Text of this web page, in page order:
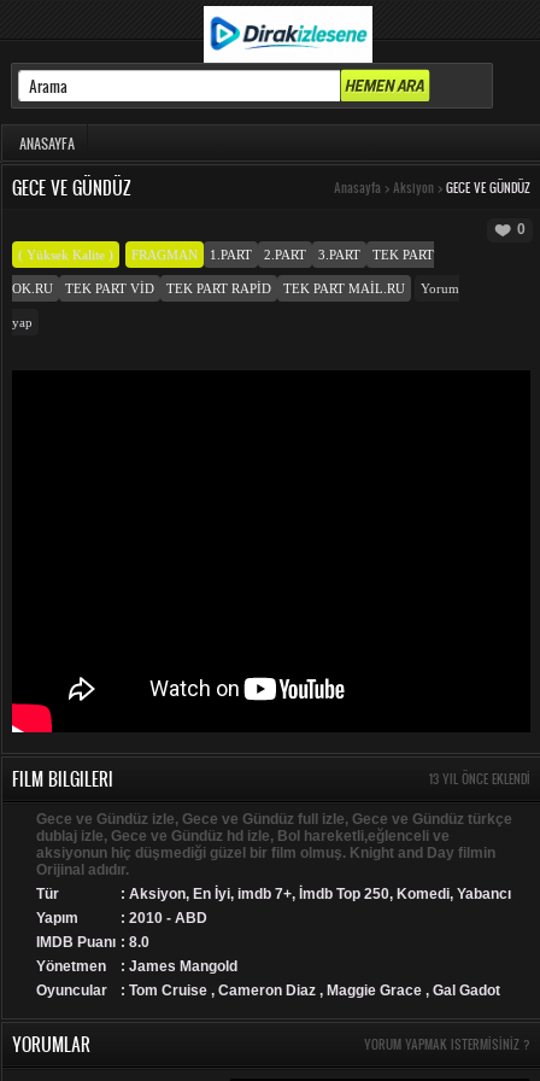
ANASAYFA
GECE VE GÜNDÜZ Anasayfa > Aksiyon > GECE VE GÜNDÜZ
0
( Yüksek Kalite ) FRAGMAN 1.PART 2.PART 3.PART TEK PART
OK.RU TEK PART VID TEK PART RAPID TEK PART MAIL.RU Yorum
yap
FILM BILGILERI 13 YIL ÖNCE EKLENDI
Gece ve Gündüz izle, Gece ve Gündüz full izle, Gece ve Gündüz türkçe
dublaj izle, Gece ve Gündüz hd izle, Bol hareketli,eğlenceli ve
aksiyonun hiç düşmediği güzel bir film olmuş. Knight and Day filmin
Orijinal adıdır.
Tür
: Aksiyon, En İyi, imdb 7+, İmdb Top 250, Komedi, Yabancı
Yapım
: 2010 - ABD
IMDB Puanı : 8.0
Yönetmen
: James Mangold
Oyuncular
: Tom Cruise , Cameron Diaz , Maggie Grace , Gal Gadot
YORUMLAR YORUM YAPMAK ISTERMISINIZ ?